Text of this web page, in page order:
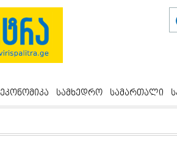
ეკონომიკა სამხედრო სამართალი